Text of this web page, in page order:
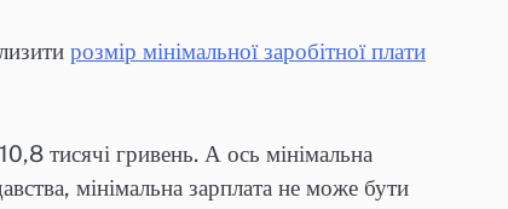
розмір мінімальної заробітної плати
тисячі гривень. А ось мінімальна
мінімальна зарплата не може бути